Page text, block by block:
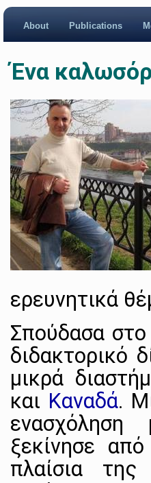
About Publications
Ένα
ερευνητικά
Σπούδασα στο
διδακτορικό
μικρά
και Καναδά.
ενασχόληση
ξεκίνησε
πλαίσια της